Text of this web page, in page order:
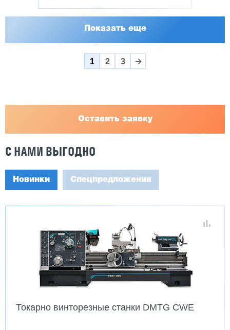
Показать еще
1 2 3
Оставить заявку
С НАМИ ВЫГОДНО
Новинки Спецпредложения
Токарно винторезные станки DMTG CWE